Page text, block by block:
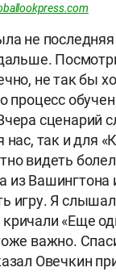
не
не так бы
процесс
сценарий
нас, так и для
видеть
из Вашингтона
игру. Я
«Еще
важно.
Овечкин